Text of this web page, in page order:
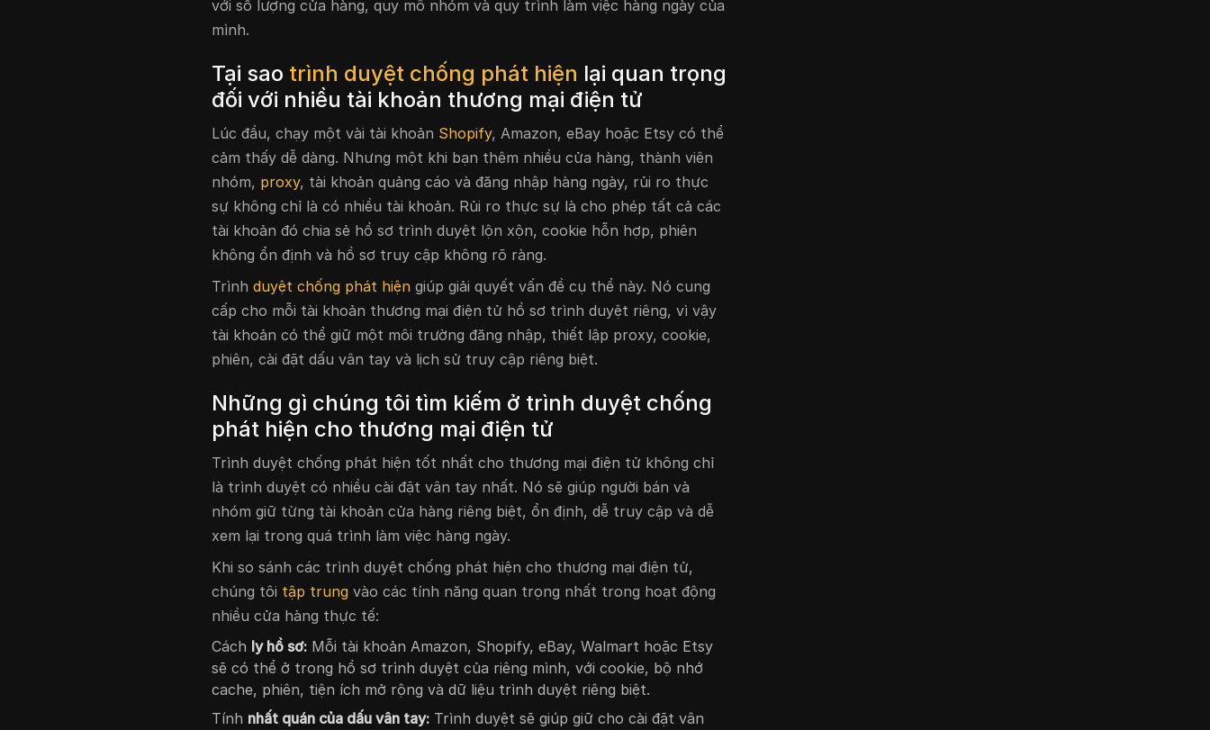
với số lượng cửa hàng, quy mô nhóm và quy trình làm việc hàng ngày của
mình.
Tại sao trình duyệt chống phát hiện lại quan trọng
đối với nhiều tài khoản thương mại điện tử
Lúc đầu, chạy một vài tài khoản Shopify, Amazon, eBay hoặc Etsy có thể
cảm thấy dễ dàng. Nhưng một khi bạn thêm nhiều cửa hàng, thành viên
nhóm, proxy, tài khoản quảng cáo và đăng nhập hàng ngày, rủi ro thực
sự không chỉ là có nhiều tài khoản. Rủi ro thực sự là cho phép tất cả các
tài khoản đó chia sẻ hồ sơ trình duyệt lộn xộn, cookie hỗn hợp, phiên
không ổn định và hồ sơ truy cập không rõ ràng.
Trìnhduyệt chống phát hiện giúp giải quyết vấn đề cụ thể này. Nó cung
cấp cho mỗi tài khoản thương mại điện tử hồ sơ trình duyệt riêng, vì vậy
tài khoản có thể giữ một môi trường đăng nhập, thiết lập proxy, cookie,
phiên, cài đặt dấu vân tay và lịch sử truy cập riêng biệt.
Những gì chúng tôi tìm kiếm ở trình duyệt chống
phát hiện cho thương mại điện tử
Trình duyệt chống phát hiện tốt nhất cho thương mại điện tử không chỉ
là trình duyệt có nhiều cài đặt vân tay nhất. Nó sẽ giúp người bán và
nhóm giữ từng tài khoản cửa hàng riêng biệt, ổn định, dễ truy cập và dễ
xem lại trong quá trình làm việc hàng ngày.
Khi so sánh các trình duyệt chống phát hiện cho thương mại điện tử,
chúng tôi tập trung vào các tính năng quan trọng nhất trong hoạt động
nhiều cửa hàng thực tế:
Cách ly hồ sơ: Mỗi tài khoản Amazon, Shopify, eBay, Walmart hoặc Etsy
sẽ có thể ở trong hồ sơ trình duyệt của riêng mình, với cookie, bộ nhớ
cache, phiên, tiện ích mở rộng và dữ liệu trình duyệt riêng biệt.
Tính nhất quán của dấu vân tay: Trình duyệt sẽ giúp giữ cho cài đặt vân